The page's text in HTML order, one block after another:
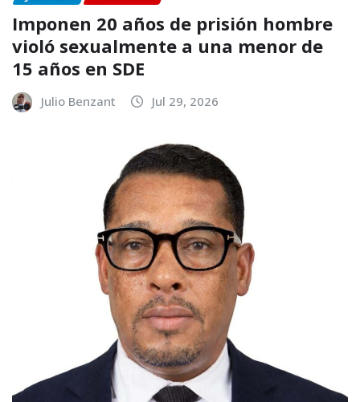
Imponen 20 años de prisión hombre
violó sexualmente a una menor de
15 años en SDE
Julio Benzant Jul 29, 2026